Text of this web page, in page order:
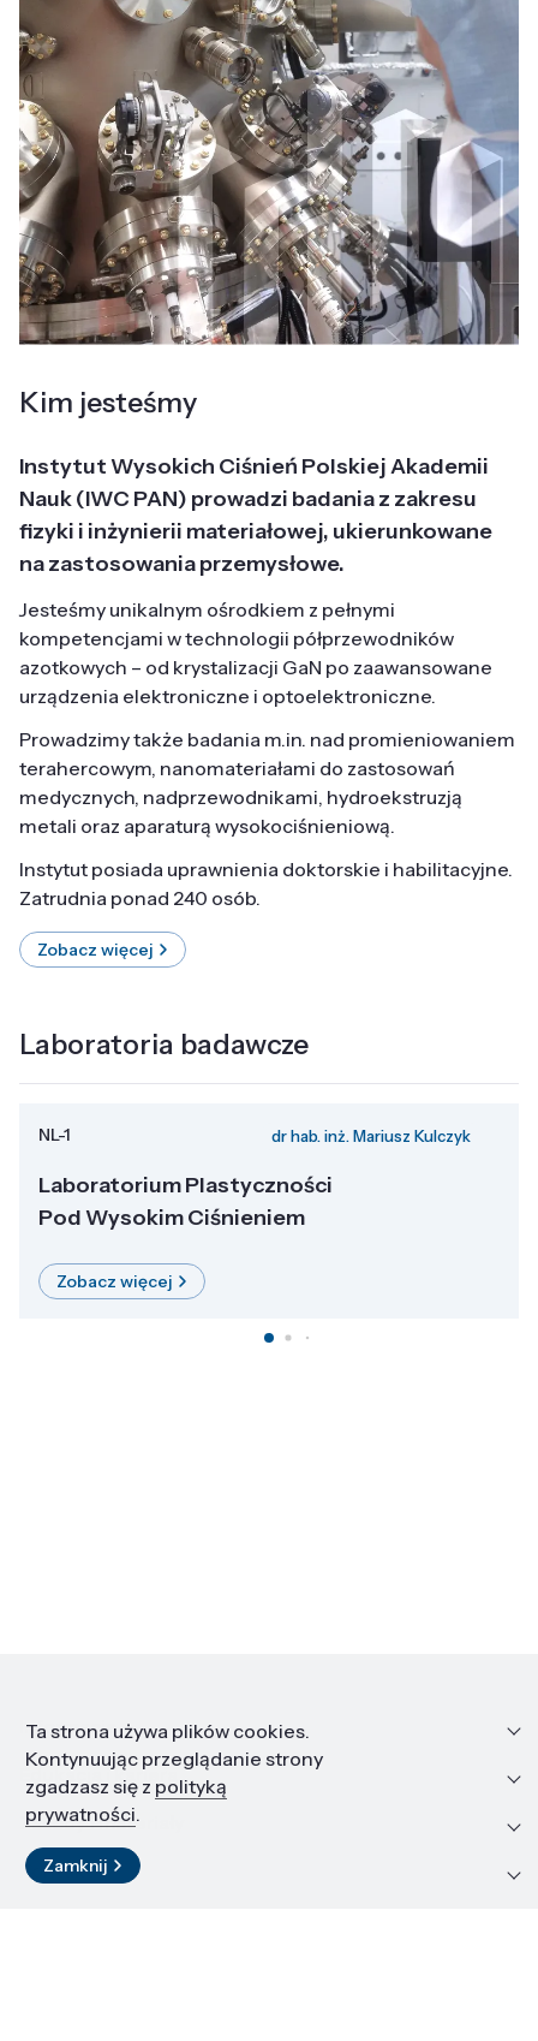
Kim jesteśmy
Instytut Wysokich Ciśnień Polskiej Akademii
Nauk (IWC PAN) prowadzi badania z zakresu
fizyki i inżynierii materiałowej, ukierunkowane
na zastosowania przemysłowe.
Jesteśmy unikalnym ośrodkiem z pełnymi
kompetencjami w technologii półprzewodników
azotkowych – od krystalizacji GaN po zaawansowane
urządzenia elektroniczne i optoelektroniczne.
Prowadzimy także badania m.in. nad promieniowaniem
terahercowym, nanomateriałami do zastosowań
medycznych, nadprzewodnikami, hydroekstruzją
metali oraz aparaturą wysokociśnieniową.
Instytut posiada uprawnienia doktorskie i habilitacyjne.
Zatrudnia ponad 240 osób.
Zobacz więcej
Laboratoria badawcze
NL-1 dr hab. inż. Mariusz Kulczyk
Laboratorium Plastyczności
Pod Wysokim Ciśnieniem
Zobacz więcej
Informacje
Edukacja i kariera
Zasoby i materiały
Kontakt
Ta strona używa plików cookies.
Kontynuując przeglądanie strony
zgadzasz się z polityką
prywatności.
Zamknij